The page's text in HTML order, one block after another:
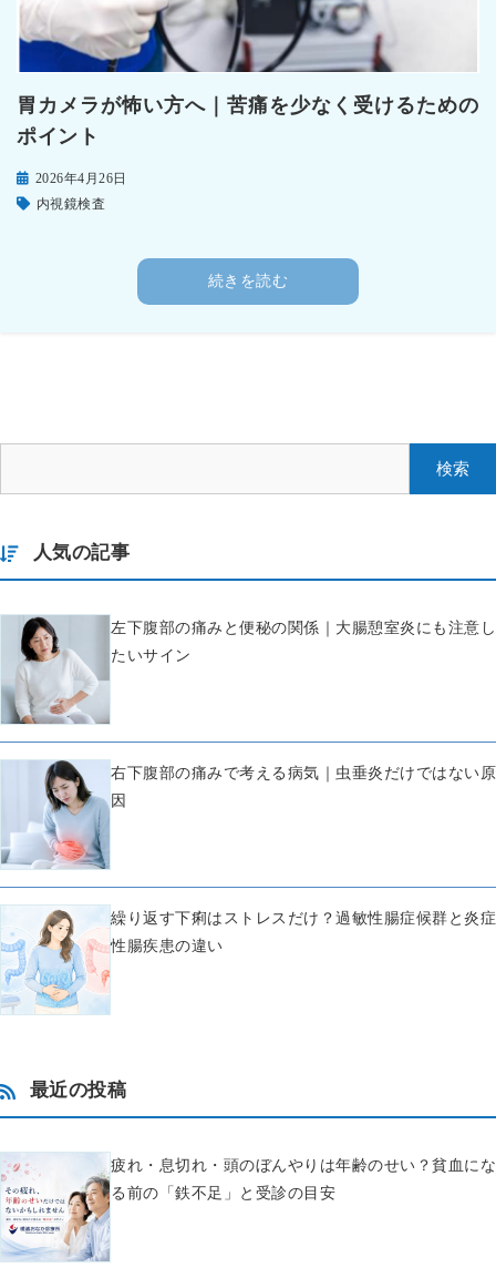
胃カメラが怖い方へ｜苦痛を少なく受けるための
ポイント
2026年4月26日
内視鏡検査
続きを読む
人気の記事
左下腹部の痛みと便秘の関係｜大腸憩室炎にも注意し
たいサイン
右下腹部の痛みで考える病気｜虫垂炎だけではない原
因
繰り返す下痢はストレスだけ？過敏性腸症候群と炎症
性腸疾患の違い
最近の投稿
疲れ・息切れ・頭のぼんやりは年齢のせい？貧血にな
る前の「鉄不足」と受診の目安